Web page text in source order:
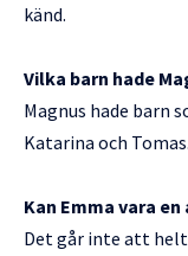
känd.
Vilka barn hade
Magnus hade barn
Katarina och Tomas.
Kan Emma vara
Det går inte att